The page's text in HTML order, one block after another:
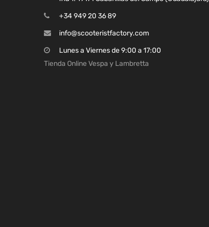
+34 949 20 36 89
info@scooteristfactory.com
Lunes a Viernes de 9:00 a 17:00
Tienda Online Vespa y Lambretta